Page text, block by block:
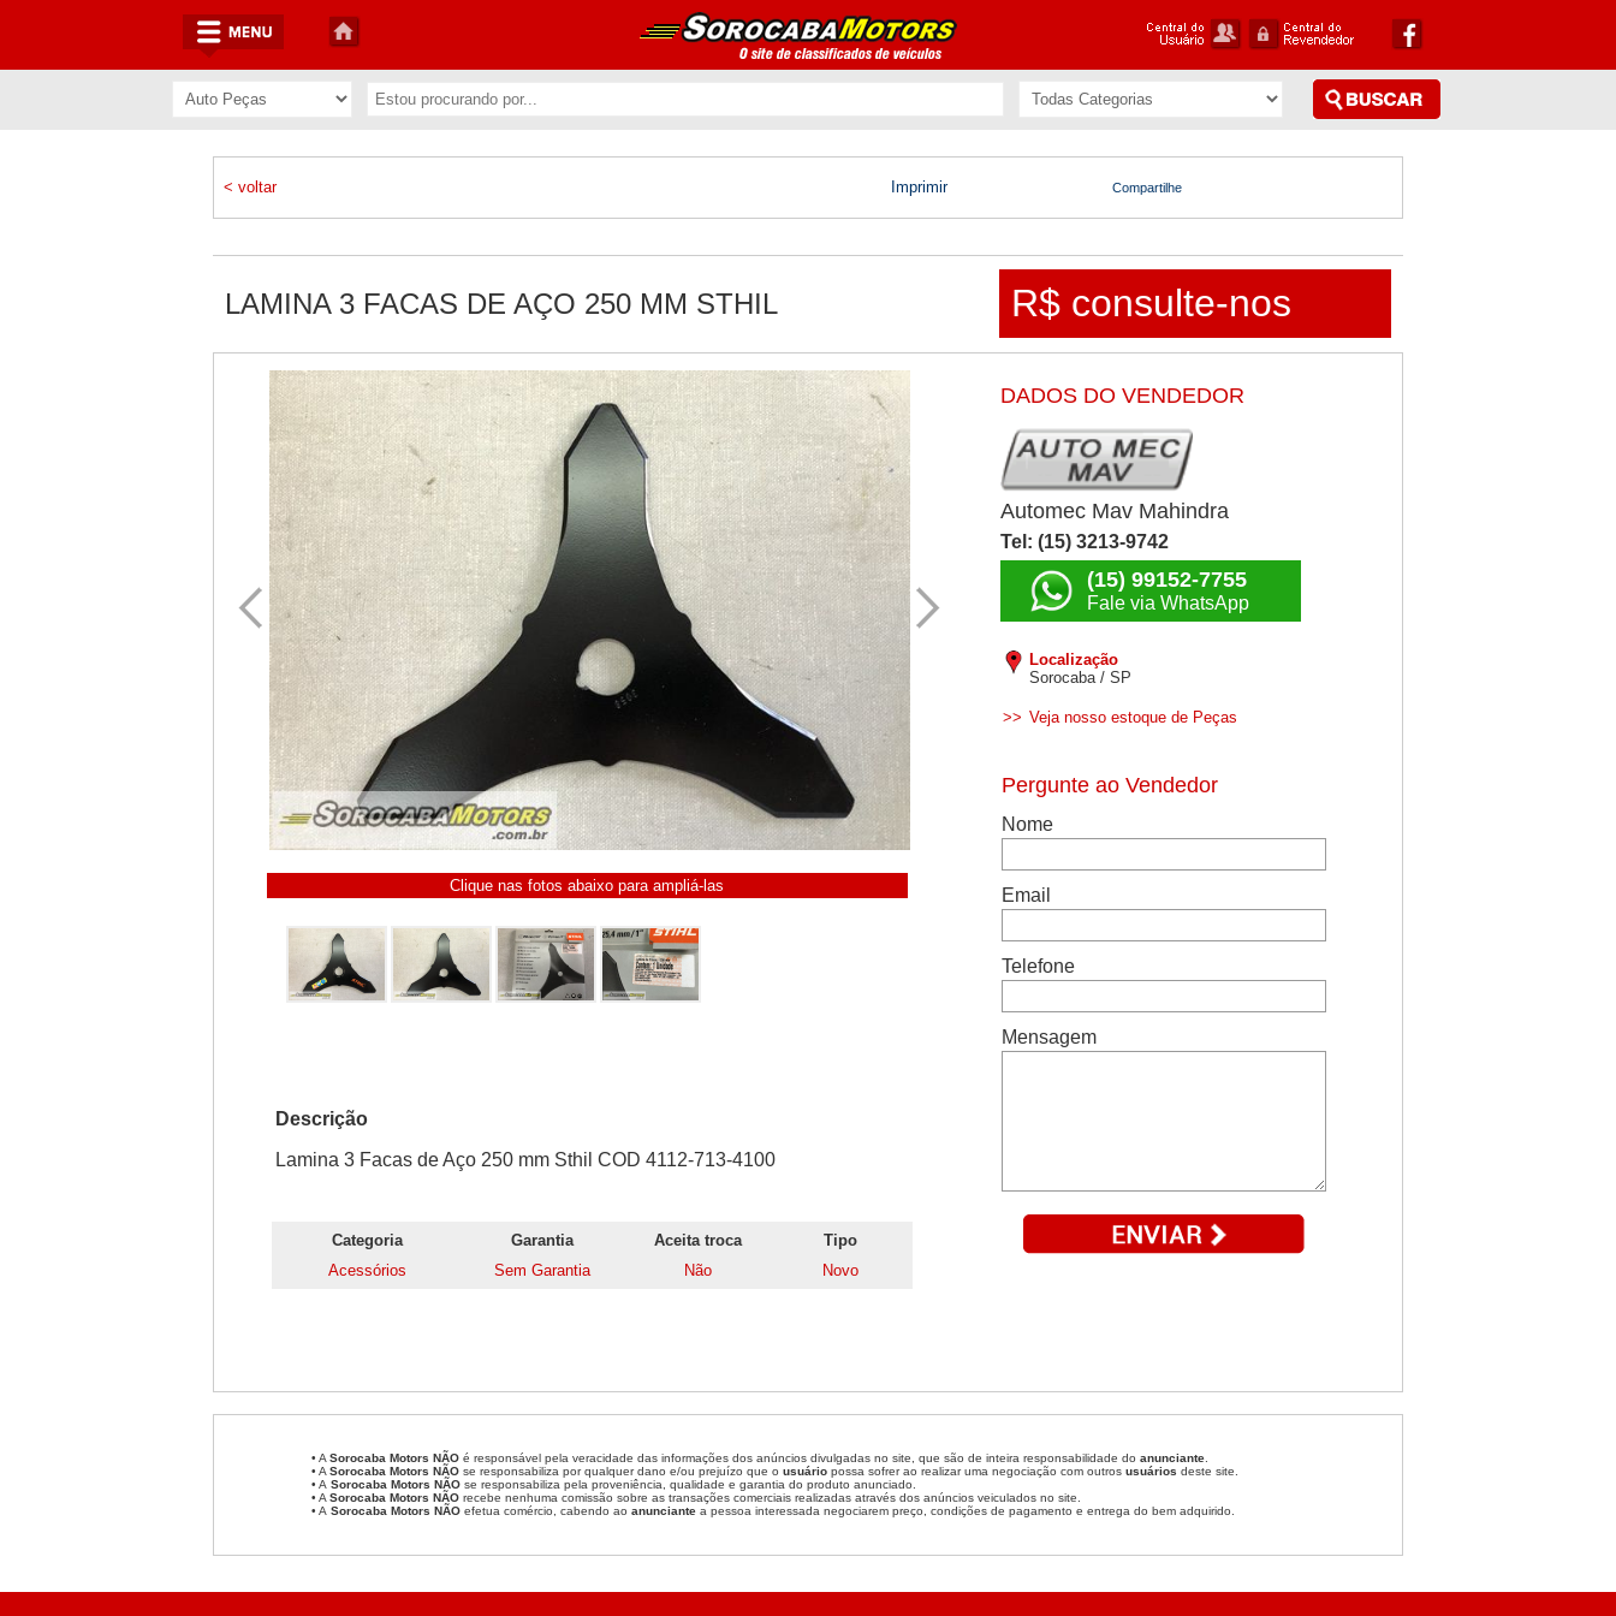
< voltar Imprimir Compartilhe
LAMINA 3 FACAS DE AÇO 250 MM STHIL R$ consulte-nos
Clique nas fotos abaixo para ampliá-las
DADOS DO VENDEDOR
Automec Mav Mahindra
Tel: (15) 3213-9742
(15) 99152-7755
Fale via WhatsApp
Localização
Sorocaba / SP
>> Veja nosso estoque de Peças
Descrição
Lamina 3 Facas de Aço 250 mm Sthil COD 4112-713-4100
Categoria Garantia Aceita troca
Tipo
Acessórios
Sem Garantia Não Novo
• A Sorocaba Motors NÃO é responsável pela veracidade das informações dos anúncios divulgadas no site, que são de inteira responsabilidade do anunciante
• A Sorocaba Motors NÃO se responsabiliza por qualquer dano e/ou prejuízo que o usuário possa sofrer ao realizar uma negociação com outros usuários deste site.
• A Sorocaba Motors NÃO se responsabiliza pela proveniência, qualidade e garantia do produto anunciado.
• A Sorocaba Motors NÃO recebe nenhuma comissão sobre as transações comerciais realizadas através dos anúncios veiculados no site.
• A Sorocaba Motors NÃO efetua comércio, cabendo ao anunciante a pessoa interessada negociarem preço, condições de pagamento e entrega do bem adquirido.